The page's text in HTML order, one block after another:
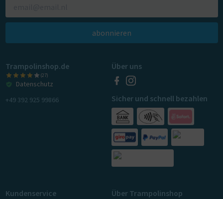
abonnieren
Trampolinshop.de
(27)
Datenschutz
+49 392 925 99866
Über uns
Sicher und schnell bezahlen
Kundenservice Über Trampolinshop